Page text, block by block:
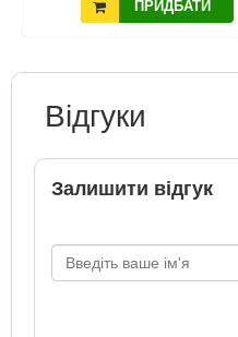
ПРИДБАТИ
Відгуки
Залишити відгук